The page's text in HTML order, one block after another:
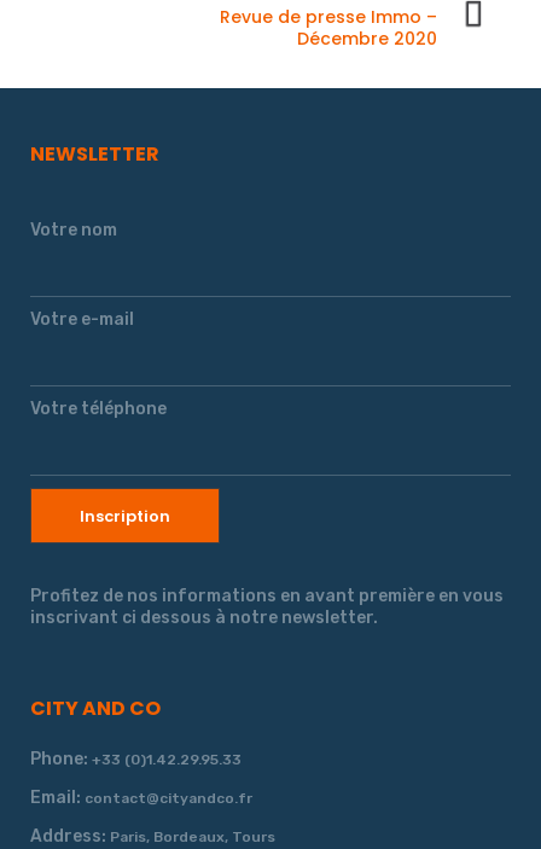
Revue de presse Immo –
Décembre 2020
NEWSLETTER
Votre nom
Votre e-mail
Votre téléphone
Profitez de nos informations en avant première en vous
inscrivant ci dessous à notre newsletter.
CITY AND CO
Phone: +33 (0)1.42.29.95.33
Email: contact@cityandco.fr
Address: Paris, Bordeaux, Tours